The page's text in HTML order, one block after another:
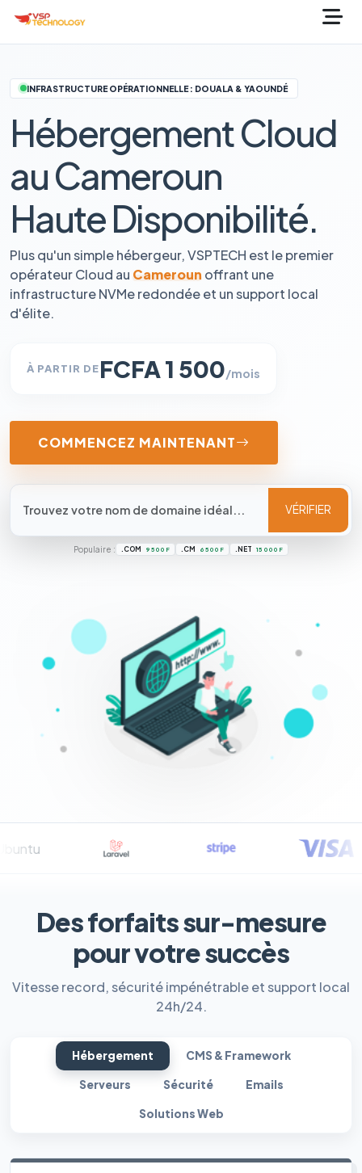
INFRASTRUCTURE OPÉRATIONNELLE : DOUALA & YAOUNDÉ
Hébergement Cloud
au Cameroun
Haute Disponibilité.
Plus qu'un simple hébergeur, VSPTECH est le premier
opérateur Cloud au Cameroun offrant une
infrastructure NVMe redondée et un support local
d'élite.
À PARTIR DEFCFA 1 500/mois
COMMENCEZ MAINTENANT
VÉRIFIER
Populaire : .COM 9 500 F .CM 6 500 F .NET 15 000 F
Des forfaits sur-mesure
pour votre succès
Vitesse record, sécurité impénétrable et support local
24h/24.
Hébergement CMS & Framework
Serveurs Sécurité Emails
Solutions Web